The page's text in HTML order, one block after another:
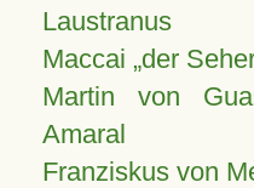
Laustranus
Maccai „der
Martin von
Amaral
Franziskus von